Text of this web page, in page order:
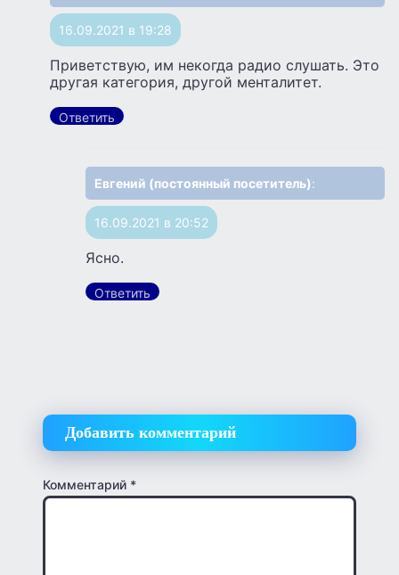
16.09.2021 в 19:28
Приветствую, им некогда радио слушать. Это
другая категория, другой менталитет.
Ответить
Евгений (постоянный посетитель):
16.09.2021 в 20:52
Ясно.
Ответить
Добавить комментарий
Комментарий *